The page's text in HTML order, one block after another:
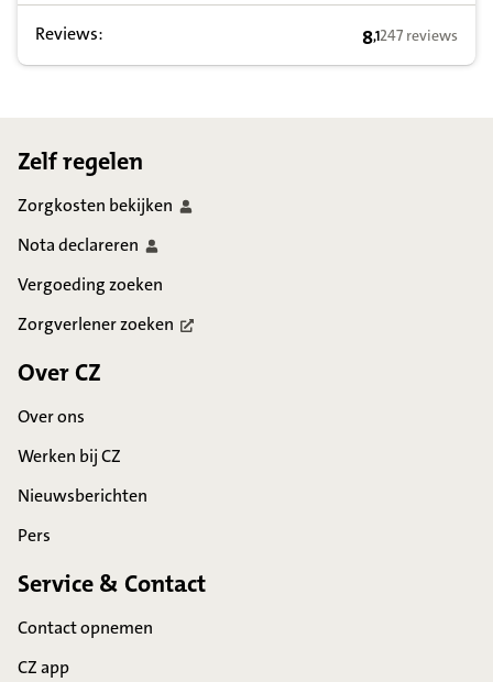
Reviews: 8,1 op basis van
8,1247 reviews
Zelf regelen
Zorgkosten bekijken
Notadeclareren
Vergoeding zoeken
Zorgverlenerzoeken
Over CZ
Over ons
Werken bij CZ
Nieuwsberichten
Pers
Service & Contact
Contact opnemen
CZ app